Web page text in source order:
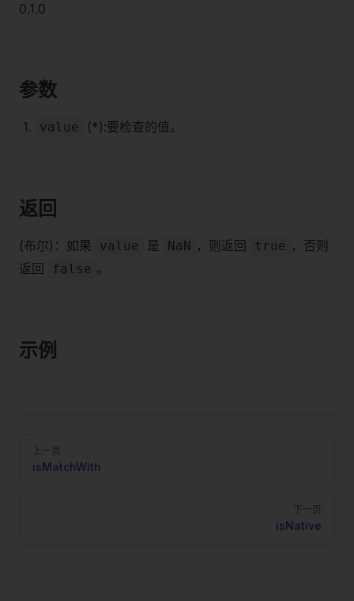
0.1.0
参数
value (*):要检查的值。
返回
(布尔)：如果 value 是 NaN ，则返回 true ，否则
返回
false 。
示例
Pager
上一页
isMatchWith
下一页
isNative